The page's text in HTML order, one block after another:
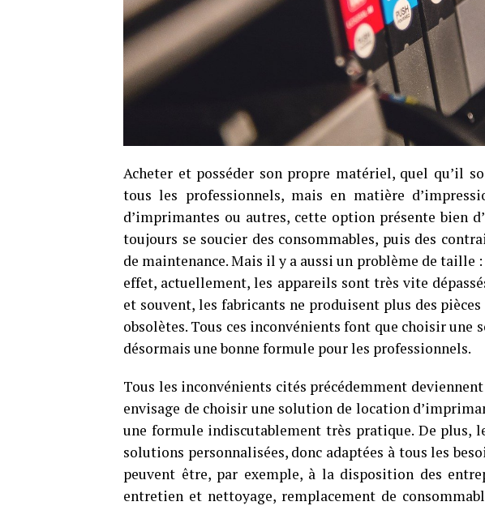
Acheter et posséder son propre matériel, quel qu’il
tous les professionnels, mais en matière
d’imprimantes ou autres, cette option présente bien
toujours se soucier des consommables, puis des
de maintenance. Mais il y a aussi un problème de taille
effet, actuellement, les appareils sont très vite
et souvent, les fabricants ne produisent plus des
obsolètes. Tous ces inconvénients font que choisir
désormais une bonne formule pour les professionnels.
Tous les inconvénients cités précédemment
envisage de choisir une solution de location
une formule indiscutablement très pratique. De plus,
solutions personnalisées, donc adaptées à tous les
peuvent être, par exemple, à la disposition des
entretien et nettoyage, remplacement de